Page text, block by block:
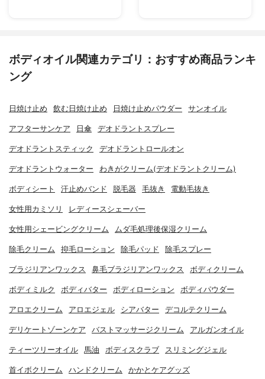
ボディオイル関連カテゴリ：おすすめ商品ランキ
ング
日焼け止め 飲む日焼け止め 日焼け止めパウダー サンオイル
アフターサンケア 日傘 デオドラントスプレー
デオドラントスティック デオドラントロールオン
デオドラントウォーター わきがクリーム(デオドラントクリーム)
ボディシート 汗止めバンド 脱毛器 毛抜き 電動毛抜き
女性用カミソリ レディースシェーバー
女性用シェービングクリーム ムダ毛処理後保湿クリーム
除毛クリーム 抑毛ローション 除毛パッド 除毛スプレー
ブラジリアンワックス 鼻毛ブラジリアンワックス ボディクリーム
ボディミルク ボディバター ボディローション ボディパウダー
アロエクリーム アロエジェル シアバター デコルテクリーム
デリケートゾーンケア バストマッサージクリーム アルガンオイル
ティーツリーオイル 馬油 ボディスクラブ スリミングジェル
首イボクリーム ハンドクリーム かかとケアグッズ